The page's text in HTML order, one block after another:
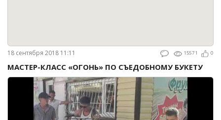
18 сентября 2018 11:11 15571 0
МАСТЕР-КЛАСС «ОГОНЬ» ПО СЪЕДОБНОМУ БУКЕТУ